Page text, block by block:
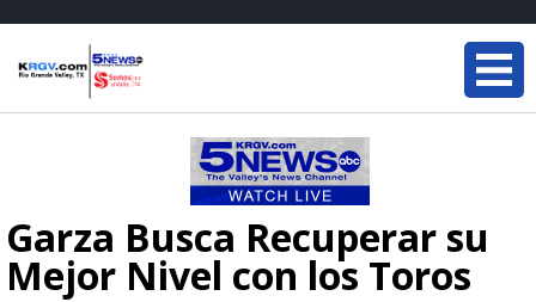
Garza Busca Recuperar su
Mejor Nivel con los Toros